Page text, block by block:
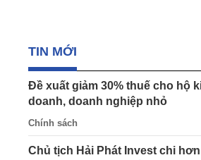
TIN MỚI
Đề xuất giảm 30% thuế cho hộ
doanh, doanh nghiệp nhỏ
Chính sách
Chủ tịch Hải Phát Invest chi